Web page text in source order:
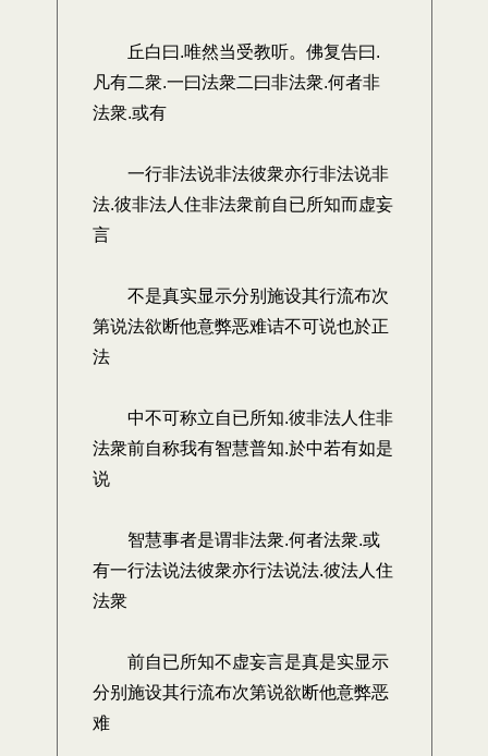
丘白曰.唯然当受教听。佛复告曰.
凡有二衆.一曰法衆二曰非法衆.何者非
法衆.或有
一行非法说非法彼衆亦行非法说非
法.彼非法人住非法衆前自已所知而虚妄
言
不是真实显示分别施设其行流布次
第说法欲断他意弊恶难诘不可说也於正
法
中不可称立自已所知.彼非法人住非
法衆前自称我有智慧普知.於中若有如是
说
智慧事者是谓非法衆.何者法衆.或
有一行法说法彼衆亦行法说法.彼法人住
法衆
前自已所知不虚妄言是真是实显示
分别施设其行流布次第说欲断他意弊恶
难